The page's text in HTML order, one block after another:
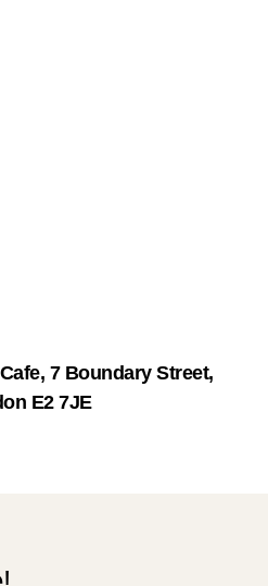
, 7 Boundary Street,
E2 7JE